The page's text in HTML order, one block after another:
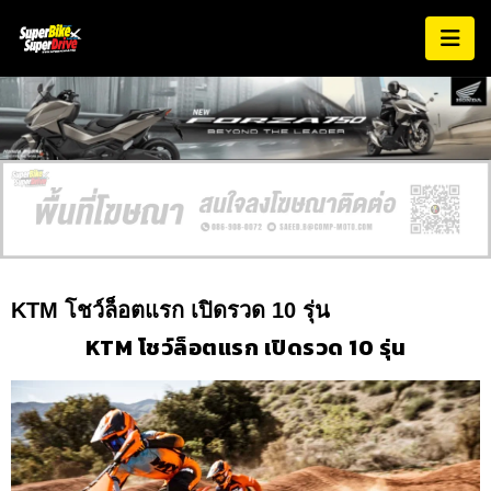
KTM โชว์ล็อตแรก เปิดรวด 10 รุ่น
KTM โชว์ล็อตแรก เปิดรวด 10 รุ่น